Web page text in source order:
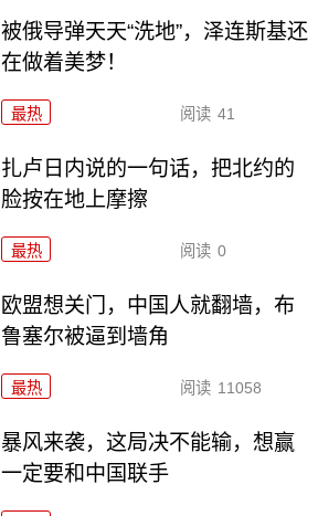
被俄导弹天天“洗地”，泽连斯基还
在做着美梦！
最热 阅读 41
扎卢日内说的一句话，把北约的
脸按在地上摩擦
最热 阅读 0
欧盟想关门，中国人就翻墙，布
鲁塞尔被逼到墙角
最热 阅读 11058
暴风来袭，这局决不能输，想赢
一定要和中国联手